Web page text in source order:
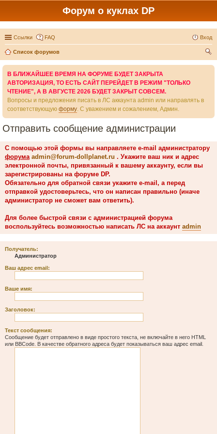
Форум о куклах DP
Ссылки FAQ Вход
Список форумов
В БЛИЖАЙШЕЕ ВРЕМЯ НА ФОРУМЕ БУДЕТ ЗАКРЫТА
АВТОРИЗАЦИЯ, ТО ЕСТЬ САЙТ ПЕРЕЙДЕТ В РЕЖИМ "ТОЛЬКО
ЧТЕНИЕ", А В АВГУСТЕ 2026 БУДЕТ ЗАКРЫТ СОВСЕМ.
Вопросы и предложения писать в ЛС аккаунта admin или направлять в
соответствующую форму. С уважением и сожалением, Админ.
Отправить сообщение администрации
С помощью этой формы вы направляете e-mail администратору
форума admin@forum-dollplanet.ru . Укажите ваш ник и адрес
электронной почты, привязанный к вашему аккаунту, если вы
зарегистрированы на форуме DP.
Обязательно для обратной связи укажите e-mail, а перед
отправкой удостоверьтесь, что он написан правильно (иначе
администратор не сможет вам ответить).
Для более быстрой связи с администрацией форума
воспользуйтесь возможностью написать ЛС на аккаунт admin
Получатель:
Администратор
Ваш адрес email:
Ваше имя:
Заголовок:
Текст сообщения:
Сообщение будет отправлено в виде простого текста, не включайте в него HTML
или BBCode. В качестве обратного адреса будет показываться ваш адрес email.